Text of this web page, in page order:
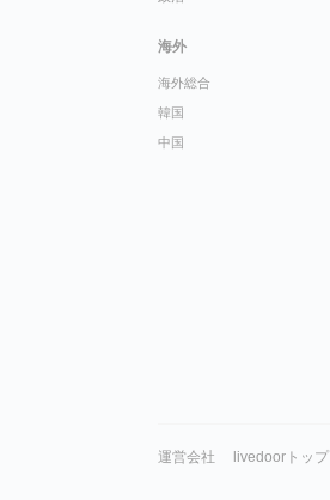
海外
海外総合
韓国
中国
運営会社 livedoorトップ